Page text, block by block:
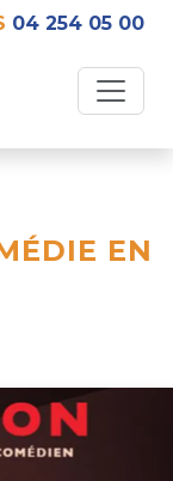
04 254 05 00
EN